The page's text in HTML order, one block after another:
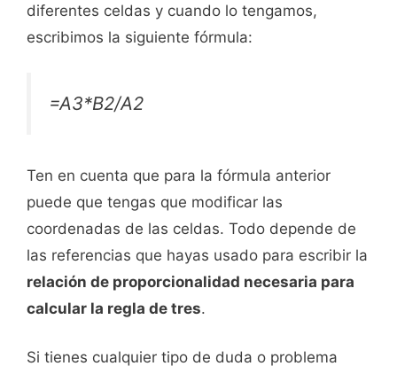
diferentes celdas y cuando lo tengamos,
escribimos la siguiente fórmula:
=A3*B2/A2
Ten en cuenta que para la fórmula anterior
puede que tengas que modificar las
coordenadas de las celdas. Todo depende de
las referencias que hayas usado para escribir la
relación de proporcionalidad necesaria para
calcular la regla de tres.
Si tienes cualquier tipo de duda o problema